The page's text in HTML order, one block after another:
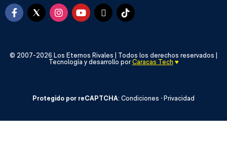
© 2007-2026 Los Eternos Rivales | Todos los derechos reservados |
Tecnología y desarrollo por Caracas Tech ♥️
Protegido por reCAPTCHA: Condiciones · Privacidad